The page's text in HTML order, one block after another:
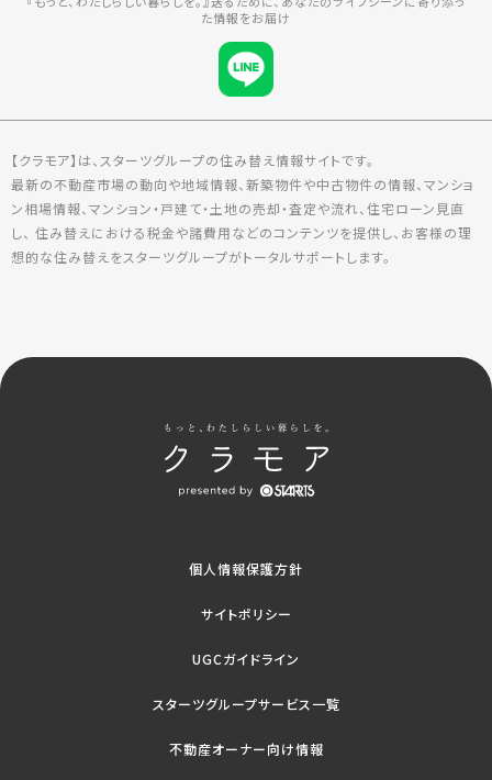
た情報をお届け
【クラモア】は、スターツグループの住み替え情報サイトです。
最新の不動産市場の動向や地域情報、新築物件や中古物件の情報、マンショ
ン相場情報、マンション・戸建て・土地の売却・査定や流れ、住宅ローン見直
し、 住み替えにおける税金や諸費用などのコンテンツを提供し、お客様の理
想的な住み替えをスターツグループがトータルサポートします。
個人情報保護方針
サイトポリシー
UGCガイドライン
スターツグループサービス一覧
不動産オーナー向け情報